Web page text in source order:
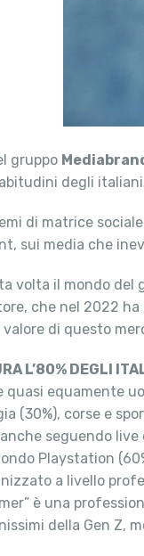
gruppo
degli
di matrice
sui media che
volta il mondo
che nel 2022
di questo
L’80% DEGLI
quasi equamente
(30%), corse e
seguendo
Playstation
a livello
è una
della Gen Z,